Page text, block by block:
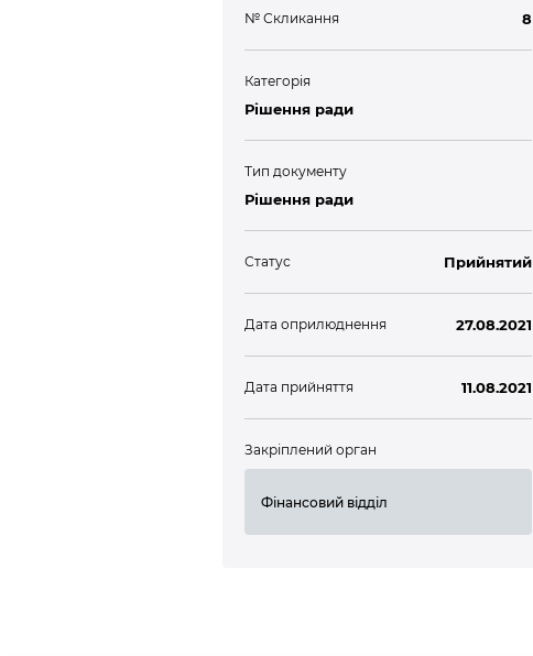
№ Скликання 8
Категорія
Рішення ради
Тип документу
Рішення ради
Статус Прийнятий
Дата оприлюднення 27.08.2021
Дата прийняття 11.08.2021
Закріплений орган
Фінансовий відділ